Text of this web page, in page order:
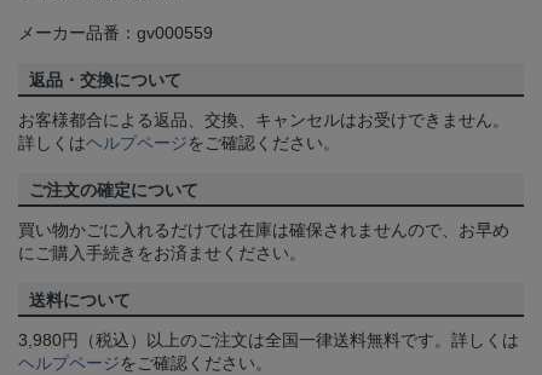
メーカー品番：gv000559
返品・交換について
お客様都合による返品、交換、キャンセルはお受けできません。
詳しくはヘルプページをご確認ください。
ご注文の確定について
買い物かごに入れるだけでは在庫は確保されませんので、お早め
にご購入手続きをお済ませください。
送料について
3,980円（税込）以上のご注文は全国一律送料無料です。詳しくは
ヘルプページをご確認ください。